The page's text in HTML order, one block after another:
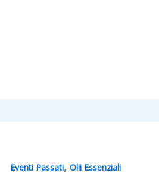
Eventi Passati, Olii Essenziali